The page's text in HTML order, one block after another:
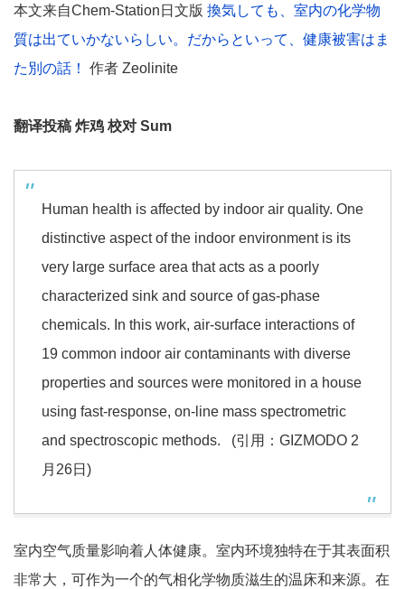
本文来自Chem-Station日文版 換気しても、室内の化学物
質は出ていかないらしい。だからといって、健康被害はま
た別の話！
作者 Zeolinite
翻译投稿 炸鸡 校对 Sum
Human health is affected by indoor air quality. One
distinctive aspect of the indoor environment is its
very large surface area that acts as a poorly
characterized sink and source of gas-phase
chemicals. In this work, air-surface interactions of
19 common indoor air contaminants with diverse
properties and sources were monitored in a house
using fast-response, on-line mass spectrometric
and spectroscopic methods. (引用：GIZMODO 2
月26日)
室内空气质量影响着人体健康。室内环境独特在于其表面积
非常大，可作为一个的气相化学物质滋生的温床和来源。在